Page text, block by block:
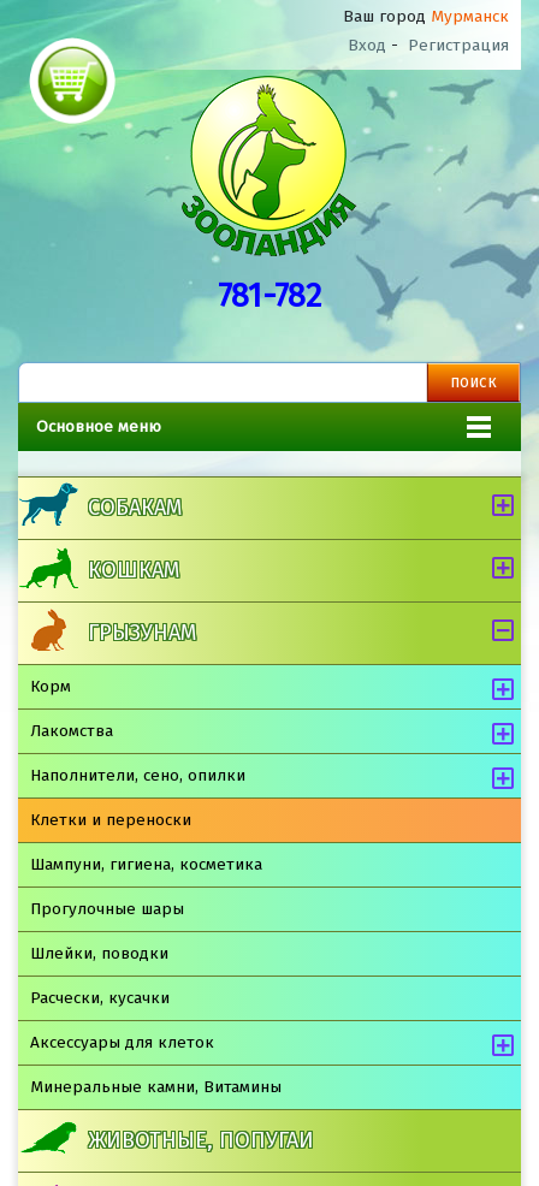
Ваш город Мурманск
Вход - Регистрация
781-782
Основное меню
СОБАКАМ
КОШКАМ
ГРЫЗУНАМ
Корм
Лакомства
Наполнители, сено, опилки
Клетки и переноски
Шампуни, гигиена, косметика
Прогулочные шары
Шлейки, поводки
Расчески, кусачки
Аксессуары для клеток
Минеральные камни, Витамины
ЖИВОТНЫЕ, ПОПУГАИ